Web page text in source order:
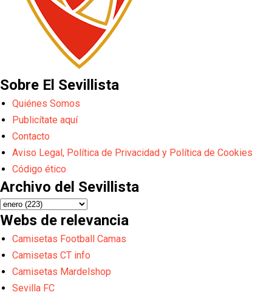
Sobre El Sevillista
Quiénes Somos
Publicítate aquí
Contacto
Aviso Legal, Política de Privacidad y Política de Cookies
Código ético
Archivo del Sevillista
Webs de relevancia
Camisetas Football Camas
Camisetas CT info
Camisetas Mardelshop
Sevilla FC